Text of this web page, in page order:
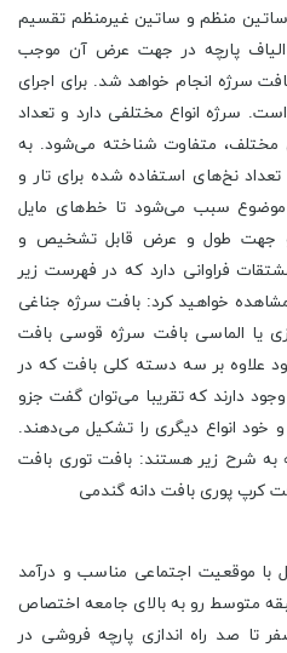
منظم و ساتین غیرمنظم تقسیم
پارچه در جهت عرض آن موجب
سرژه انجام خواهد شد. برای اجرای
سرژه انواع مختلفی دارد و تعداد
مختلف، متفاوت شناخته می‌شود. به‌
نخ‌های استفاده شده برای تار و
موضوع سبب می‌شود تا خط‌های مایل
جهت طول و عرض قابل تشخیص و
فراوانی دارد که در فهرست زیر
خواهید کرد: بافت سرژه جناغی
یا الماسی بافت سرژه قوسی بافت
علاوه بر سه دسته کلی بافت که در
وجود دارند که تقریبا می‌توان گفت جزو
انواع دیگری را تشکیل می‌دهند.
به شرح زیر هستند: بافت توری بافت
کرپ پوری بافت دانه گندمی
با موقعیت اجتماعی مناسب و درآمد
متوسط رو به بالای جامعه اختصاص
تا صد راه‌ اندازی پارچه فروشی در